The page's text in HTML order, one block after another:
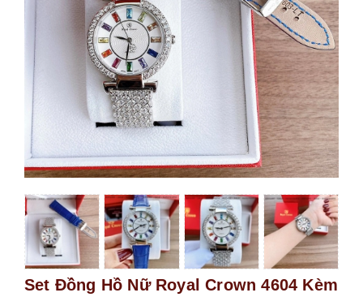
Set Đồng Hồ Nữ Royal Crown 4604 Kèm